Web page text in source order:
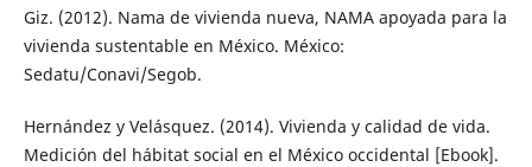
Giz. (2012). Nama de vivienda nueva, NAMA apoyada para la
vivienda sustentable en México. México:
Sedatu/Conavi/Segob.
Hernández y Velásquez. (2014). Vivienda y calidad de vida.
Medición del hábitat social en el México occidental [Ebook].